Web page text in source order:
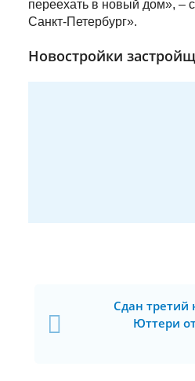
переехать в новый дом»,
Санкт-Петербург».
Новостройки
Сдан третий
Юттери